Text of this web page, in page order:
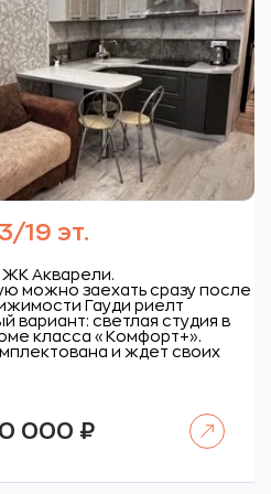
19 эт.
ЖК Акварели.
можно заехать сразу после
Гауди риелт
вариант: светлая студия в
класса «Комфорт+».
и ждет своих
000 ₽Текущая
000 ₽.